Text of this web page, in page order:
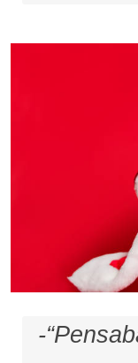
-